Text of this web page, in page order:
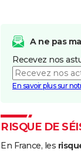
A ne pas
Recevez nos
En savoir plus sur
RISQUE DE
En France, les